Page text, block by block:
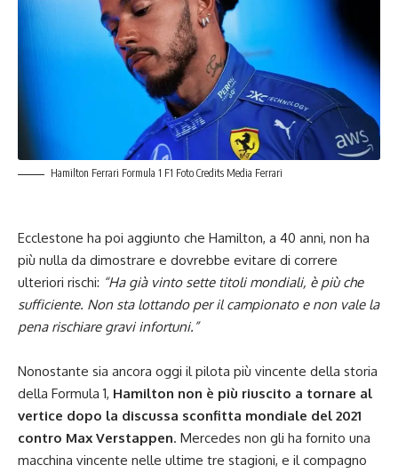
Hamilton Ferrari Formula 1 F1 Foto Credits Media Ferrari
Ecclestone ha poi aggiunto che Hamilton, a 40 anni, non ha
più nulla da dimostrare e dovrebbe evitare di correre
ulteriori rischi: “Ha già vinto sette titoli mondiali, è più che
sufficiente. Non sta lottando per il campionato e non vale la
pena rischiare gravi infortuni.”
Nonostante sia ancora oggi il pilota più vincente della storia
della Formula 1, Hamilton non è più riuscito a tornare al
vertice dopo la discussa sconfitta mondiale del 2021
contro Max Verstappen. Mercedes non gli ha fornito una
macchina vincente nelle ultime tre stagioni, e il compagno